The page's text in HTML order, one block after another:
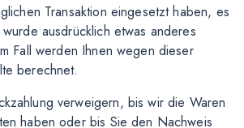
Transaktion eingesetzt haben, es
ausdrücklich etwas anderes
Fall werden Ihnen wegen dieser
berechnet.
verweigern, bis wir die Waren
haben oder bis Sie den Nachweis